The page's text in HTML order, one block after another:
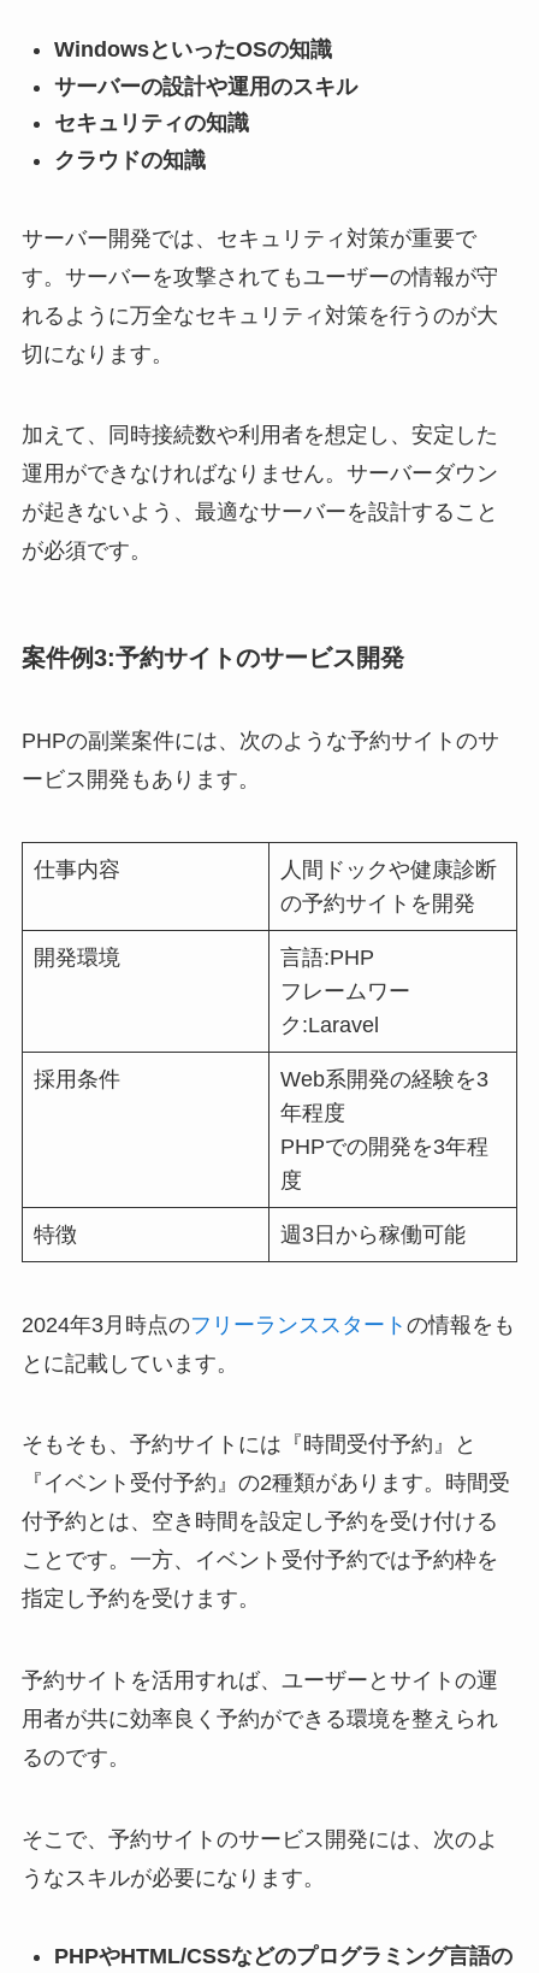
WindowsといったOSの知識
サーバーの設計や運用のスキル
セキュリティの知識
クラウドの知識
サーバー開発では、セキュリティ対策が重要で
す。サーバーを攻撃されてもユーザーの情報が守
れるように万全なセキュリティ対策を行うのが大
切になります。
加えて、同時接続数や利用者を想定し、安定した
運用ができなければなりません。サーバーダウン
が起きないよう、最適なサーバーを設計すること
が必須です。
案件例3:予約サイトのサービス開発
PHPの副業案件には、次のような予約サイトのサ
ービス開発もあります。
仕事内容
人間ドックや健康診断
の予約サイトを開発
開発環境
言語:PHP
フレームワー
ク:Laravel
採用条件
Web系開発の経験を3
年程度
PHPでの開発を3年程
度
特徴 週3日から稼働可能
2024年3月時点のフリーランススタート の情報をも
とに記載しています。
そもそも、予約サイトには『時間受付予約』と
『イベント受付予約』の2種類があります。時間受
付予約とは、空き時間を設定し予約を受け付ける
ことです。一方、イベント受付予約では予約枠を
指定し予約を受けます。
予約サイトを活用すれば、ユーザーとサイトの運
用者が共に効率良く予約ができる環境を整えられ
るのです。
そこで、予約サイトのサービス開発には、次のよ
うなスキルが必要になります。
PHPやHTML/CSSなどのプログラミング言語の